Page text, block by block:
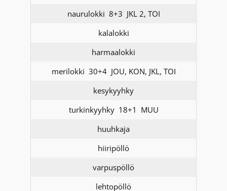
naurulokki 8+3 JKL 2, TOI
kalalokki
harmaalokki
merilokki 30+4 JOU, KON, JKL, TOI
kesykyyhky
turkinkyyhky 18+1 MUU
huuhkaja
hiiripöllö
varpuspöllö
lehtopöllö